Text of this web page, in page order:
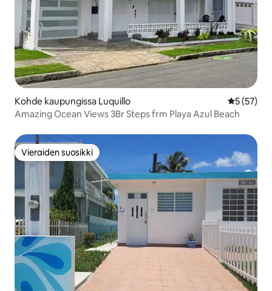
Kohde kaupungissa Luquillo
5 (57)
Amazing Ocean Views 3Br Steps frm Playa Azul Beach
Vieraiden suosikki
Vieraiden suosikki